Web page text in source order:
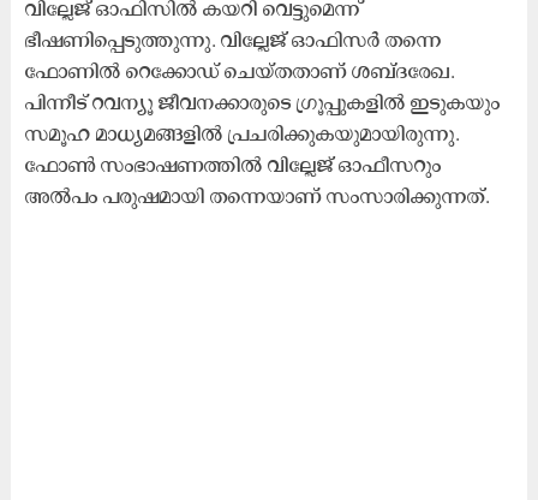
വില്ലേജ് ഓഫിസിൽ കയറി വെട്ടുമെന്ന്
ഭീഷണിപ്പെടുത്തുന്നു. വില്ലേജ് ഓഫിസർ തന്നെ
ഫോണിൽ റെ​േക്കാഡ് ചെയ്തതാണ്​ ശബ്​ദരേഖ.
പിന്നീട് റവന്യൂ ജീവനക്കാരുടെ ഗ്രൂപ്പുകളിൽ ഇടുകയും
സമൂഹ മാധ്യമങ്ങളിൽ പ്രചരിക്കുകയുമായിരുന്നു.
ഫോൺ സംഭാഷണത്തിൽ വില്ലേജ് ഓഫീസറും
അൽപം പരുഷമായി തന്നെയാണ് സംസാരിക്കുന്നത്.